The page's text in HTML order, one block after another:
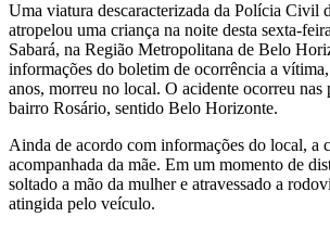
Uma viatura descaracterizada da Polícia Civil
atropelou uma criança na noite desta sexta-
Sabará, na Região Metropolitana de Belo
informações do boletim de ocorrência a
anos, morreu no local. O acidente ocorreu nas
bairro Rosário, sentido Belo Horizonte.
Ainda de acordo com informações do local, a
acompanhada da mãe. Em um momento de
soltado a mão da mulher e atravessado a
atingida pelo veículo.